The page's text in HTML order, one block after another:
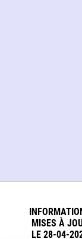
MISES À
LE 28-04-